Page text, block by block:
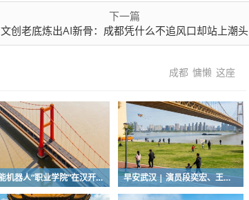
下一篇
文创老底炼出AI新骨：成都凭什么不追风口却站上潮头
成都 慵懒 这座
智能机器人“职业学院”在汉开学，教材就是人类的一举一动 早安武汉 | 演员段奕宏、王雷，在武汉获聘